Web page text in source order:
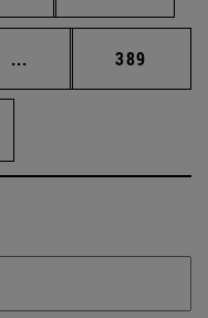
... Páginas intermedias
Página
389